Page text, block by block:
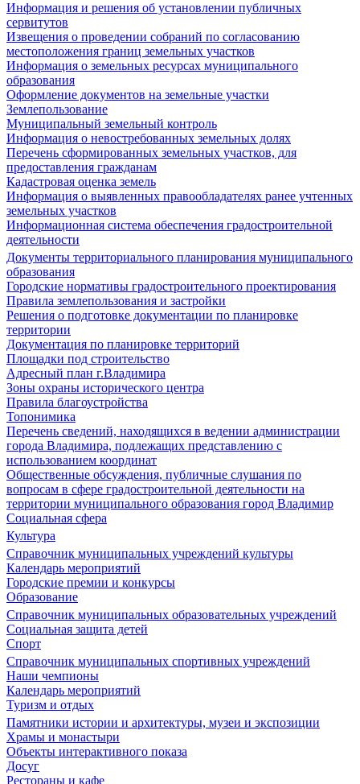
Информация и решения об установлении публичных
сервитутов
Извещения о проведении собраний по согласованию
местоположения границ земельных участков
Информация о земельных ресурсах муниципального
образования
Оформление документов на земельные участки
Землепользование
Муниципальный земельный контроль
Информация о невостребованных земельных долях
Перечень сформированных земельных участков, для
предоставления гражданам
Кадастровая оценка земель
Информация о выявленных правообладателях ранее учтенных
земельных участков
Информационная система обеспечения градостроительной
деятельности
Документы территориального планирования муниципального
образования
Городские нормативы градостроительного проектирования
Правила землепользования и застройки
Решения о подготовке документации по планировке
территории
Документация по планировке территорий
Площадки под строительство
Адресный план г.Владимира
Зоны охраны исторического центра
Правила благоустройства
Топонимика
Перечень сведений, находящихся в ведении администрации
города Владимира, подлежащих представлению с
использованием координат
Общественные обсуждения, публичные слушания по
вопросам в сфере градостроительной деятельности на
территории муниципального образования город Владимир
Социальная сфера
Культура
Справочник муниципальных учреждений культуры
Календарь мероприятий
Городские премии и конкурсы
Образование
Справочник муниципальных образовательных учреждений
Социальная защита детей
Спорт
Справочник муниципальных спортивных учреждений
Наши чемпионы
Календарь мероприятий
Туризм и отдых
Памятники истории и архитектуры, музеи и экспозиции
Храмы и монастыри
Объекты интерактивного показа
Досуг
Рестораны и кафе